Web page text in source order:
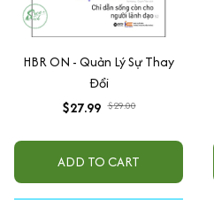
HBR ON - Quản Lý Sự Thay
Đổi
$27.99 $29.00
ADD TO CART